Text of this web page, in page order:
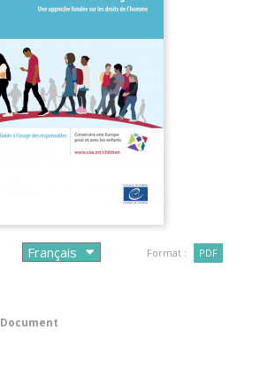
Format : PDF
Document